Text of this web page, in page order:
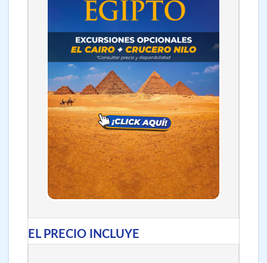
EL PRECIO INCLUYE